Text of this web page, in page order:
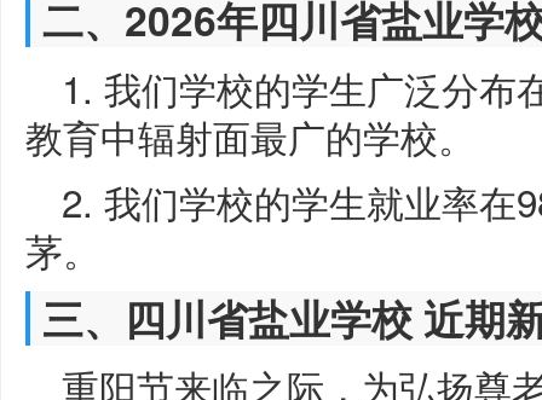
二、2026年四川省盐业学
1. 我们学校的学生广泛分布
教育中辐射面最广的学校。
2. 我们学校的学生就业率在
茅。
三、四川省盐业学校 近期
重阳节来临之际，为弘扬尊